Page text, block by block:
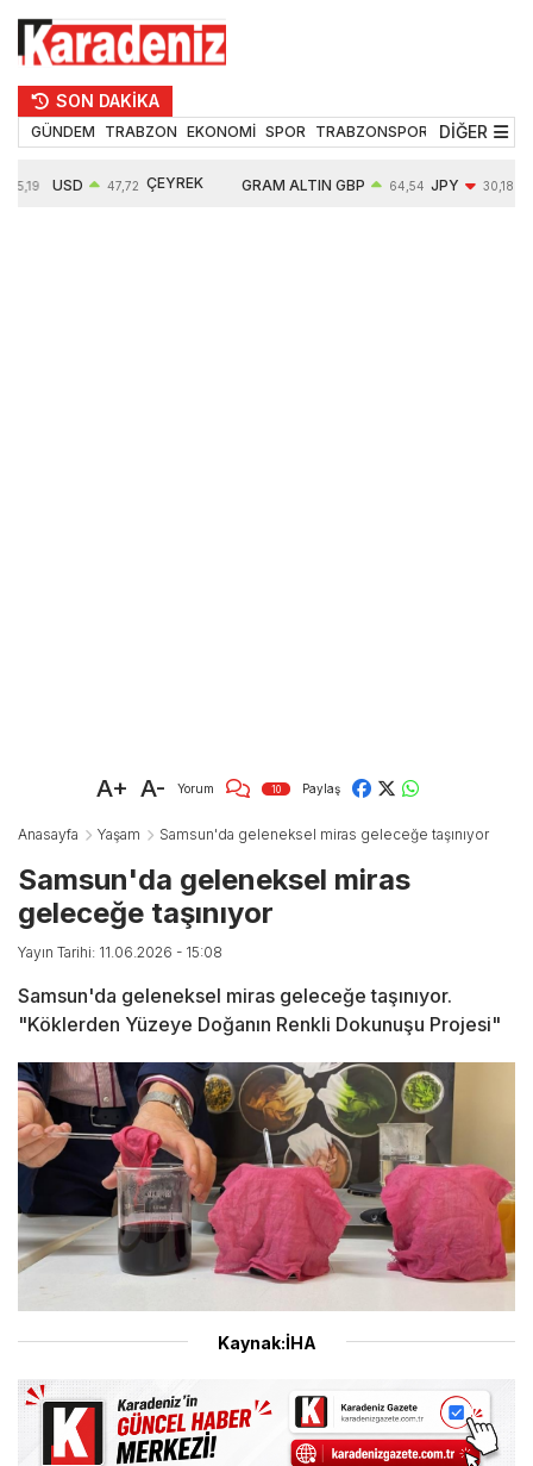
SON DAKİKA
GÜNDEM TRABZON EKONOMİ SPOR TRABZONSPOR TEKNOLOJİ
DİĞER
55,19 USD 47,72 ÇEYREK GRAM ALTIN GBP 64,54 JPY 30,18
A+ A- Yorum 10 Paylaş
Anasayfa Yaşam Samsun'da geleneksel miras geleceğe taşınıyor
Samsun'da geleneksel miras
geleceğe taşınıyor
Yayın Tarihi: 11.06.2026 - 15:08
Samsun'da geleneksel miras geleceğe taşınıyor.
"Köklerden Yüzeye Doğanın Renkli Dokunuşu Projesi"
Kaynak:İHA